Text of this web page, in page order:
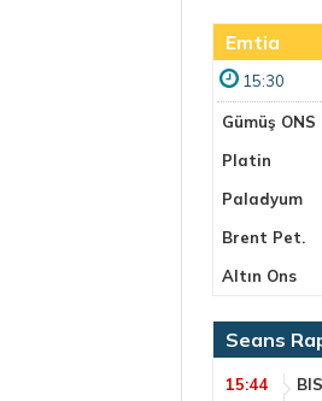
Emtia
15:30
Gümüş ONS
Platin
Paladyum
Brent Pet.
Altın Ons
Seans
15:44